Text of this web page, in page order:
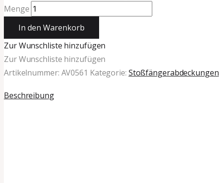
Menge
In den Warenkorb
Zur Wunschliste hinzufügen
Zur Wunschliste hinzufügen
Artikelnummer: AV0561 Kategorie: Stoßfängerabdeckungen
Beschreibung